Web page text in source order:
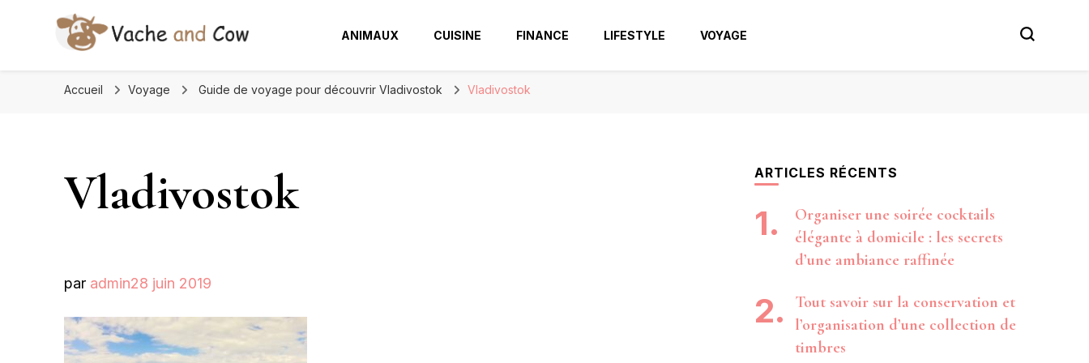
ANIMAUX CUISINE FINANCE LIFESTYLE VOYAGE
Accueil Voyage Guide de voyage pour découvrir Vladivostok Vladivostok
Vladivostok
par admin28 juin 2019
ARTICLES RÉCENTS
Organiser une soirée cocktails
élégante à domicile : les secrets
d’une ambiance raffinée
Tout savoir sur la conservation et
l’organisation d’une collection de
timbres